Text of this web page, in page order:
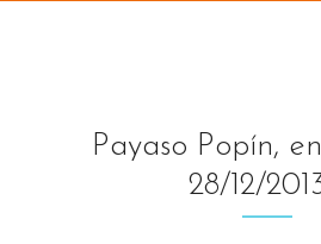
Payaso Popín,
28/12/